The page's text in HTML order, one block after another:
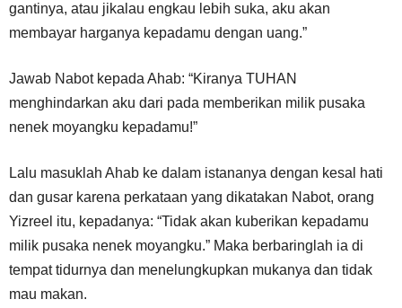
gantinya, atau jikalau engkau lebih suka, aku akan
membayar harganya kepadamu dengan uang.”
Jawab Nabot kepada Ahab: “Kiranya TUHAN
menghindarkan aku dari pada memberikan milik pusaka
nenek moyangku kepadamu!”
Lalu masuklah Ahab ke dalam istananya dengan kesal hati
dan gusar karena perkataan yang dikatakan Nabot, orang
Yizreel itu, kepadanya: “Tidak akan kuberikan kepadamu
milik pusaka nenek moyangku.” Maka berbaringlah ia di
tempat tidurnya dan menelungkupkan mukanya dan tidak
mau makan.